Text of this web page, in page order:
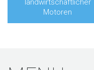
landwirtschaftlicher
Motoren